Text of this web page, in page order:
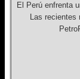
El Perú enfrenta
Las recientes